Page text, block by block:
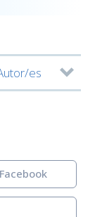
es
Facebook